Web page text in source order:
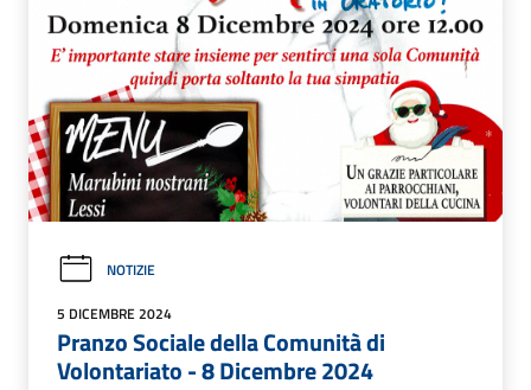
NOTIZIE
5 DICEMBRE 2024
Pranzo Sociale della Comunità di
Volontariato - 8 Dicembre 2024